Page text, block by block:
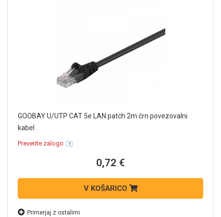
GOOBAY U/UTP CAT 5e LAN patch 2m črn povezovalni
kabel
Preverite zalogo
0,72 €
V KOŠARICO
Primerjaj z ostalimi